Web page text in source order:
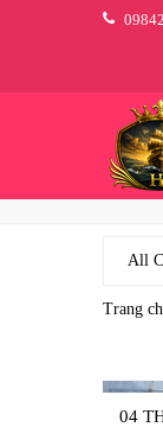
Trang
04